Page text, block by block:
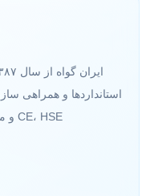
CE، HSE و مجوزهای مرتبط فعالیت می‌کند.